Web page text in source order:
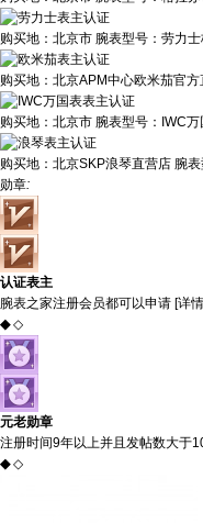
购买地： 北京市 腕表型号： 劳力
购买地： 北京APM中心欧米茄官方
购买地： 北京市 腕表型号： IWC
购买地： 北京SKP浪琴直营店 腕表
勋章:
认证表主
腕表之家注册会员都可以申请 [详情
◆ ◇
元老勋章
注册时间9年以上并且发帖数大于
◆ ◇